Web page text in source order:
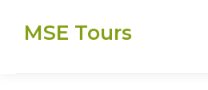
MSE Tours